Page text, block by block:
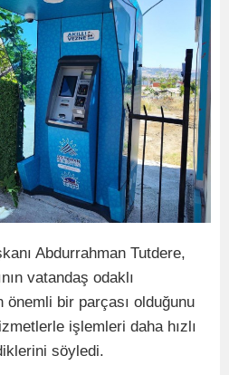
Abdurrahman Tutdere,
vatandaş odaklı
önemli bir parçası olduğunu
işlemleri daha hızlı
söyledi.